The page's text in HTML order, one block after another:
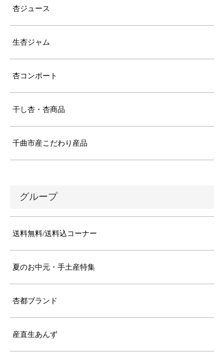
杏ジュース
生杏ジャム
杏コンポート
干し杏・杏商品
千曲市産こだわり産品
グループ
送料無料/送料込コーナー
夏のお中元・手土産特集
杏都ブランド
産直生あんず